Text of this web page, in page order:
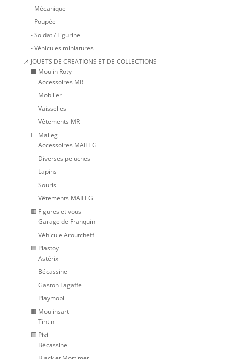
- Mécanique
- Poupée
- Soldat / Figurine
- Véhicules miniatures
📌 JOUETS DE CREATIONS ET DE COLLECTIONS
⬛ Moulin Roty
Accessoires MR
Mobilier
Vaisselles
Vêtements MR
⬜ Maileg
Accessoires MAILEG
Diverses peluches
Lapins
Souris
Vêtements MAILEG
🟥 Figures et vous
Garage de Franquin
Véhicule Aroutcheff
🟦 Plastoy
Astérix
Bécassine
Gaston Lagaffe
Playmobil
🟧 Moulinsart
Tintin
🟨 Pixi
Bécassine